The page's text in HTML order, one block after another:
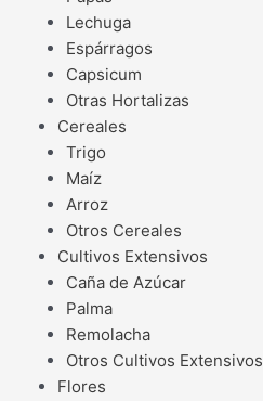
Lechuga
Espárragos
Capsicum
Otras Hortalizas
Cereales
Trigo
Maíz
Arroz
Otros Cereales
Cultivos Extensivos
Caña de Azúcar
Palma
Remolacha
Otros Cultivos Extensivos
Flores